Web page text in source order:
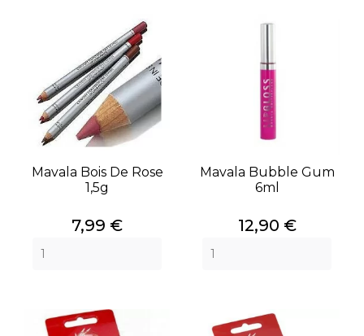
Mavala Bois De Rose
1,5g
Prix
7,99 €
Mavala Bubble Gum
6ml
Prix
12,90 €